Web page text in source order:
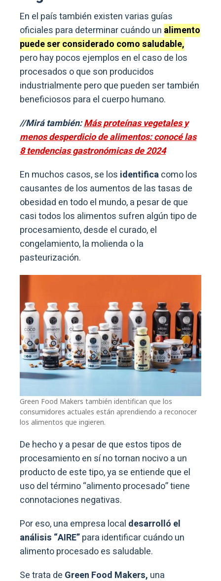
En el país también existen varias guías
oficiales para determinar cuándo un alimento
puede ser considerado como saludable,
pero hay pocos ejemplos en el caso de los
procesados o que son producidos
industrialmente pero que pueden ser también
beneficiosos para el cuerpo humano.
//Mirá también:Más proteínas vegetales y
menos desperdicio de alimentos: conocé las
8 tendencias gastronómicas de 2024
En muchos casos, se los identificacomo los
causantes de los aumentos de las tasas de
obesidad en todo el mundo, a pesar de que
casi todos los alimentos sufren algún tipo de
procesamiento, desde el curado, el
congelamiento, la molienda o la
pasteurización.
Green Food Makers también identifican que los
consumidores actuales están aprendiendo a reconocer
los alimentos que ingieren.
De hecho y a pesar de que estos tipos de
procesamiento en sí no tornan nocivo a un
producto de este tipo, ya se entiende que el
uso del término “alimento procesado” tiene
connotaciones negativas.
Por eso, una empresa local desarrolló el
análisis “AIRE”para identificar cuándo un
alimento procesado es saludable.
Se trata de Green Food Makers, una